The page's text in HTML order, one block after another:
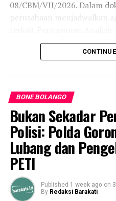
08/CBM/VII/2026. Dalam
perusahaan menjadwalkan
Lingkungan (Amdal) pada
Kecamatan Bonepantai.
Pertambangan (IUP) ke
Rencana konsultasi publik
wilayah yang terbilang luas.
mengundang perwakilan
Kecamatan Bonepantai, 2
serta 1 desa di Kecamatan
Rencana agenda tersebut
masyarakat lokal. Warga
sepihak memaksakan
BONE BOLANGO
Bukan Sekadar
Polisi: Polda
Lubang dan
PETI
Published 1 week ago on
By Redaksi Barakati